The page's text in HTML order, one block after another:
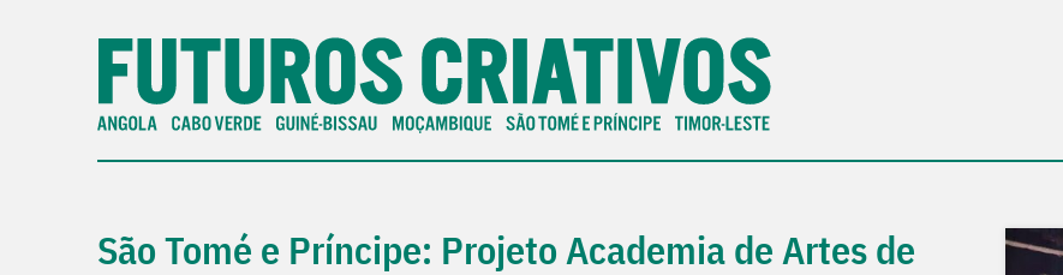
São Tomé e Príncipe: Projeto Academia de Artes de